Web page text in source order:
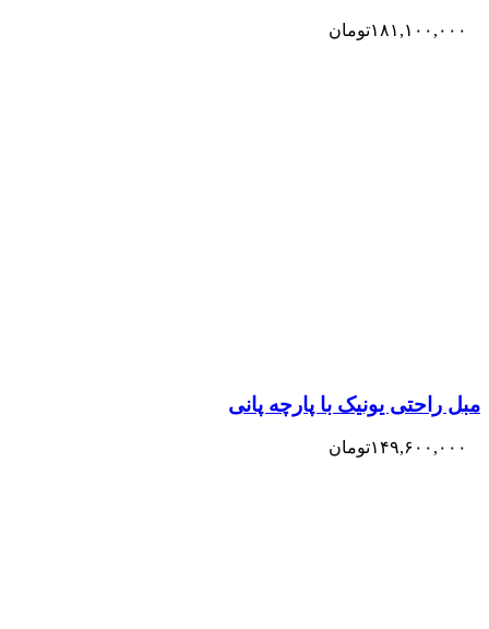
۱۸۱,۱۰۰,۰۰۰تومان
مبل راحتی یونیک با پارچه پانی
۱۴۹,۶۰۰,۰۰۰تومان